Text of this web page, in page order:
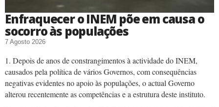
Enfraquecer o INEM põe em causa o
socorro às populações
7 Agosto 2026
1. Depois de anos de constrangimentos à actividade do INEM,
causados pela política de vários Governos, com consequências
negativas evidentes no apoio às populações, o actual Governo
alterou recentemente as competências e a estrutura deste instituto.